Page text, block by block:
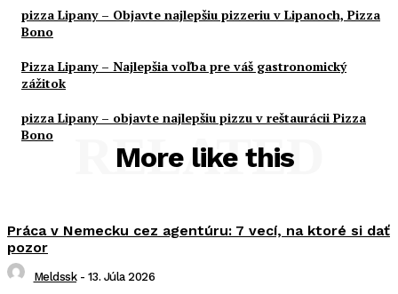
pizza Lipany – Objavte najlepšiu pizzeriu v Lipanoch, Pizza
Bono
Pizza Lipany – Najlepšia voľba pre váš gastronomický
zážitok
pizza Lipany – objavte najlepšiu pizzu v reštaurácii Pizza
Bono
More like this
RELATED
Práca v Nemecku cez agentúru: 7 vecí, na ktoré si dať
pozor
Meldssk - 13. Júla 2026